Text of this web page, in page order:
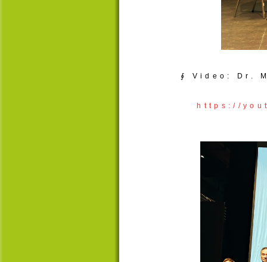
∮ Video: Dr.
https://